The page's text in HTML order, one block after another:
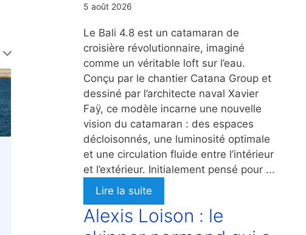
5 août 2026
Le Bali 4.8 est un catamaran de
croisière révolutionnaire, imaginé
comme un véritable loft sur l’eau.
Conçu par le chantier Catana Group et
dessiné par l’architecte naval Xavier
Faÿ, ce modèle incarne une nouvelle
vision du catamaran : des espaces
décloisonnés, une luminosité optimale
et une circulation fluide entre l’intérieur
et l’extérieur. Initialement pensé pour ...
Lire la suite
Alexis Loison : le